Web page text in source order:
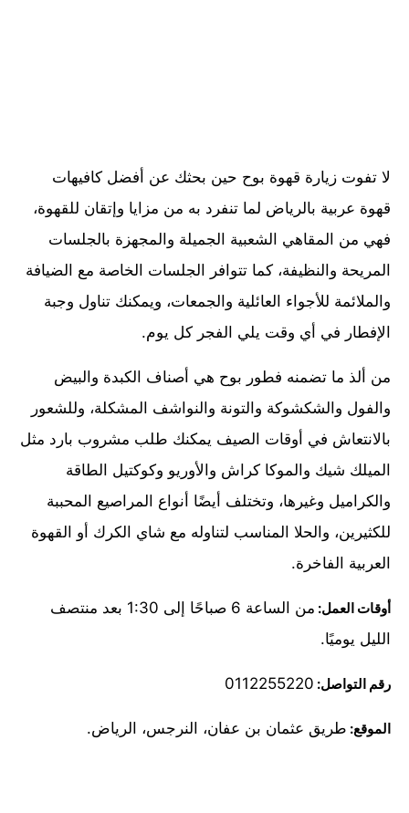
لا تفوت زيارة قهوة بوح حين بحثك عن أفضل كافيهات
قهوة عربية بالرياض لما تنفرد به من مزايا وإتقان للقهوة،
فهي من المقاهي الشعبية الجميلة والمجهزة بالجلسات
المريحة والنظيفة، كما تتوافر الجلسات الخاصة مع الضيافة
والملائمة للأجواء العائلية والجمعات، ويمكنك تناول وجبة
الإفطار في أي وقت يلي الفجر كل يوم.
من ألذ ما تضمنه فطور بوح هي أصناف الكبدة والبيض
والفول والشكشوكة والتونة والنواشف المشكلة، وللشعور
بالانتعاش في أوقات الصيف يمكنك طلب مشروب بارد مثل
الميلك شيك والموكا كراش والأوريو وكوكتيل الطاقة
والكراميل وغيرها، وتختلف أيضًا أنواع المراصيع المحببة
للكثيرين، والحلا المناسب لتناوله مع شاي الكرك أو القهوة
العربية الفاخرة.
أوقات العمل:
من الساعة 6 صباحًا إلى 1:30 بعد منتصف
الليل يوميًا.
رقم التواصل: 0112255220
الموقع: طريق عثمان بن عفان، النرجس، الرياض.